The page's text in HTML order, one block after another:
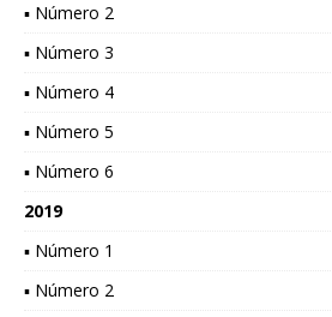
▪ Número 2
▪ Número 3
▪ Número 4
▪ Número 5
▪ Número 6
2019
▪ Número 1
▪ Número 2